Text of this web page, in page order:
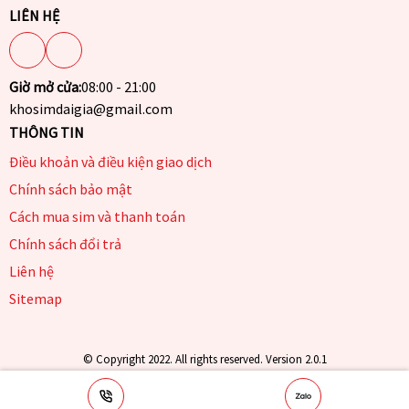
LIÊN HỆ
Giờ mở cửa:08:00 - 21:00
khosimdaigia@gmail.com
THÔNG TIN
Điều khoản và điều kiện giao dịch
Chính sách bảo mật
Cách mua sim và thanh toán
Chính sách đổi trả
Liên hệ
Sitemap
© Copyright 2022. All rights reserved. Version 2.0.1